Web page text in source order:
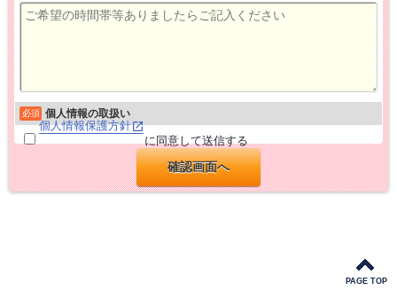
必須 個人情報の取扱い
に同意して送信する
個人情報保護方針
PAGE TOP